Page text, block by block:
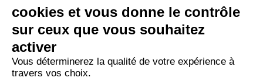
Mentions Légales